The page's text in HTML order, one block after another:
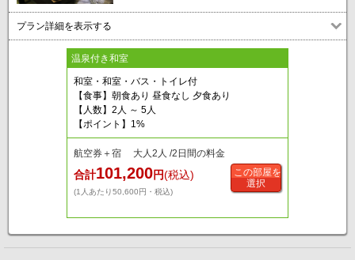
プラン詳細を表示する
温泉付き和室
和室・和室・バス・トイレ付
【食事】朝食あり 昼食なし 夕食あり
【人数】2人 ～ 5人
【ポイント】1%
航空券＋宿 大人2人 /2日間の料金
合計101,200円(税込)
(1人あたり50,600円・税込)
この部屋を
選択